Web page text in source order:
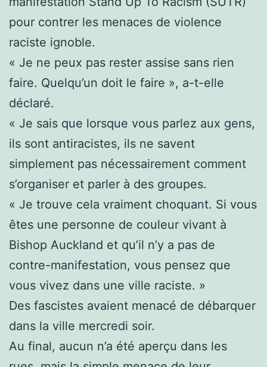
pour contrer les menaces de violence
raciste ignoble.
« Je ne peux pas rester assise sans rien
faire. Quelqu’un doit le faire », a-t-elle
déclaré.
« Je sais que lorsque vous parlez aux gens,
ils sont antiracistes, ils ne savent
simplement pas nécessairement comment
s’organiser et parler à des groupes.
« Je trouve cela vraiment choquant. Si vous
êtes une personne de couleur vivant à
Bishop Auckland et qu’il n’y a pas de
contre-manifestation, vous pensez que
vous vivez dans une ville raciste. »
Des fascistes avaient menacé de débarquer
dans la ville mercredi soir.
Au final, aucun n’a été aperçu dans les